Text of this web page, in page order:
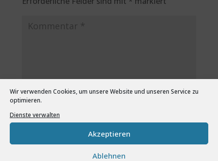
Wir verwenden Cookies, um unsere Website und unseren Service zu
optimieren.
Dienste verwalten
Akzeptieren
Ablehnen